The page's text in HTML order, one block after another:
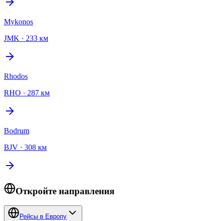
Mykonos
JMK · 233 км
Rhodos
RHO · 287 км
Bodrum
BJV · 308 км
Откройте направления
Рейсы в Европу